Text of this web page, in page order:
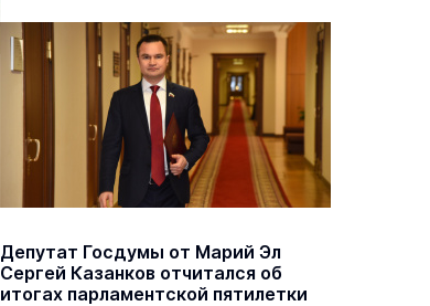
Депутат Госдумы от Марий Эл
Сергей Казанков отчитался об
итогах парламентской пятилетки